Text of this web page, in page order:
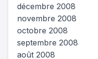
décembre 2008
novembre 2008
octobre 2008
septembre 2008
août 2008